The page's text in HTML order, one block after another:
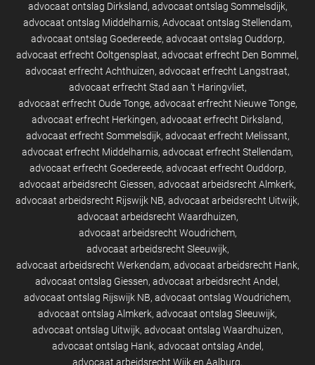
advocaat ontslag Dirksland advocaat ontslag Sommelsdijk
advocaat ontslag Middelharnis Advocaat ontslag Stellendam
advocaat ontslag Goedereede advocaat ontslag Ouddorp
advocaat erfrecht Ooltgensplaat advocaat erfrecht Den Bommel
advocaat erfrecht Achthuizen advocaat erfrecht Langstraat
advocaat erfrecht Stad aan 't Haringvliet
advocaat erfrecht Oude Tonge advocaat erfrecht Nieuwe Tonge
advocaat erfrecht Herkingen advocaat erfrecht Dirksland
advocaat erfrecht Sommelsdijk advocaat erfrecht Melissant
advocaat erfrecht Middelharnis advocaat erfrecht Stellendam
advocaat erfrecht Goedereede advocaat erfrecht Ouddorp
advocaat arbeidsrecht Giessen advocaat arbeidsrecht Almkerk
advocaat arbeidsrecht Rijswijk NB advocaat arbeidsrecht Uitwijk
advocaat arbeidsrecht Waardhuizen
advocaat arbeidsrecht Woudrichem
advocaat arbeidsrecht Sleeuwijk
advocaat arbeidsrecht Werkendam advocaat arbeidsrecht Hank
advocaat ontslag Giessen advocaat arbeidsrecht Andel
advocaat ontslag Rijswijk NB advocaat ontslag Woudrichem
advocaat ontslag Almkerk advocaat ontslag Sleeuwijk
advocaat ontslag Uitwijk advocaat ontslag Waardhuizen
advocaat ontslag Hank advocaat ontslag Andel
advocaat arbeidsrecht Wijk en Aalburg